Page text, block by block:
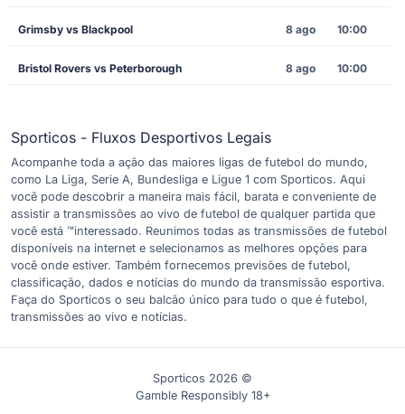
Grimsby vs Blackpool 8 ago 10:00
Bristol Rovers vs Peterborough 8 ago 10:00
Sporticos - Fluxos Desportivos Legais
Acompanhe toda a ação das maiores ligas de futebol do mundo,
como La Liga, Serie A, Bundesliga e Ligue 1 com Sporticos. Aqui
você pode descobrir a maneira mais fácil, barata e conveniente de
assistir a transmissões ao vivo de futebol de qualquer partida que
você está ™interessado. Reunimos todas as transmissões de futebol
disponíveis na internet e selecionamos as melhores opções para
você onde estiver. Também fornecemos previsões de futebol,
classificação, dados e notícias do mundo da transmissão esportiva.
Faça do Sporticos o seu balcão único para tudo o que é futebol,
transmissões ao vivo e notícias.
Sporticos 2026 ©
Gamble Responsibly 18+